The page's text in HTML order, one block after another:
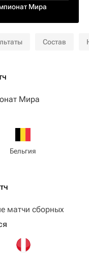
Мира
Состав
Мира
Бельгия
матчи сборных